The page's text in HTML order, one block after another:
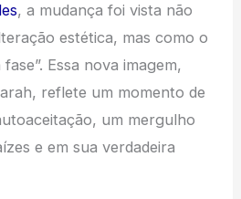
, a mudança foi vista não
estética, mas como o
Essa nova imagem,
reflete um momento de
um mergulho
e em sua verdadeira